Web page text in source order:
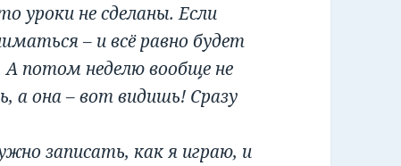
уроки не сделаны. Если
– и всё равно будет
А потом неделю вообще не
а она – вот видишь! Сразу
записать, как я играю, и